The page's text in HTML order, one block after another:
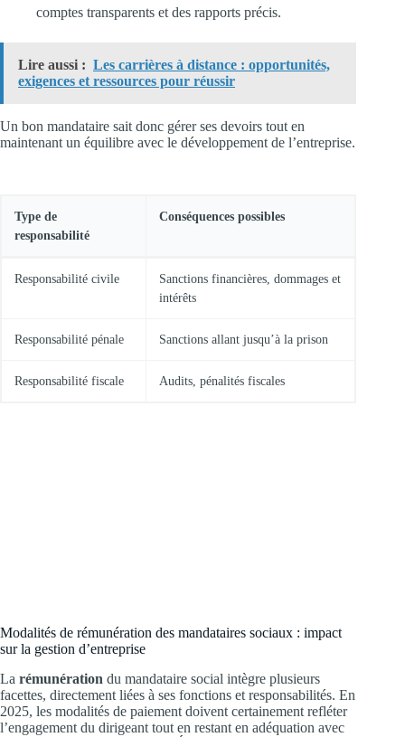
comptes transparents et des rapports précis.
Lire aussi : Les carrières à distance : opportunités,
exigences et ressources pour réussir
Un bon mandataire sait donc gérer ses devoirs tout en
maintenant un équilibre avec le développement de l’entreprise.
Type de
responsabilité
Conséquences possibles
Responsabilité civile
Sanctions financières, dommages et
intérêts
Responsabilité pénale Sanctions allant jusqu’à la prison
Responsabilité fiscale Audits, pénalités fiscales
Modalités de rémunération des mandataires sociaux : impact
sur la gestion d’entreprise
La rémunération du mandataire social intègre plusieurs
facettes, directement liées à ses fonctions et responsabilités. En
2025, les modalités de paiement doivent certainement refléter
l’engagement du dirigeant tout en restant en adéquation avec